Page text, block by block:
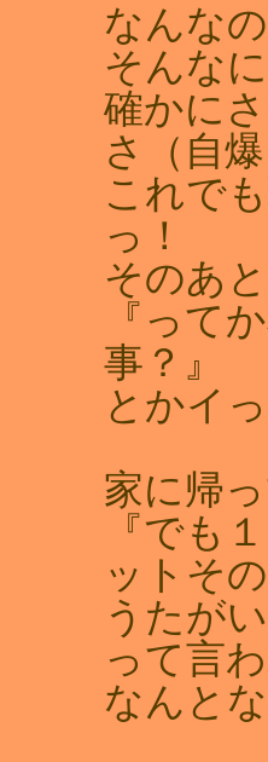
なんなの
そんな
確かに
さ（自爆
これで
っ！
そのあ
『って
事？』
とかイ
家に帰
『でも
ットそ
うたが
って言
なんと